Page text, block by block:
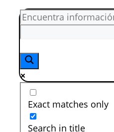
Exact matches only
Search in title